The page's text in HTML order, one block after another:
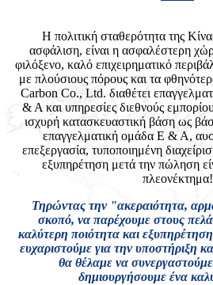
Η πολιτική σταθερότητα της
ασφάλιση, είναι η ασφαλέστερη
φιλόξενο, καλό επιχειρηματικό
με πλούσιους πόρους και τα
Carbon Co., Ltd. διαθέτει
& Α και υπηρεσίες διεθνούς
ισχυρή κατασκευαστική βάση ως
επαγγελματική ομάδα Ε & Α,
επεξεργασία, τυποποιημένη
εξυπηρέτηση μετά την πώληση
πλεονέκτημα!
Τηρώντας την "ακεραιότητα,
σκοπό, να παρέχουμε στους
καλύτερη ποιότητα και
ευχαριστούμε για την υποστήριξη
θα θέλαμε να
δημιουργήσουμε ένα